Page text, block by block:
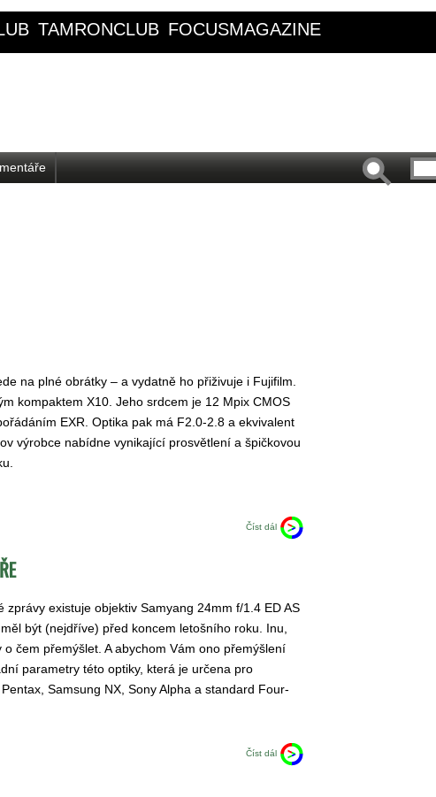
TAMRONCLUB FOCUSMAGAZINE
na plné obrátky – a vydatně ho přiživuje i Fujifilm.
kompaktem X10. Jeho srdcem je 12 Mpix CMOS
EXR. Optika pak má F2.0-2.8 a ekvivalent
výrobce nabídne vynikající prosvětlení a špičkovou
Číst dál
zprávy existuje objektiv Samyang 24mm f/1.4 ED AS
být (nejdříve) před koncem letošního roku. Inu,
čem přemýšlet. A abychom Vám ono přemýšlení
parametry této optiky, která je určena pro
Samsung NX, Sony Alpha a standard Four-
Číst dál